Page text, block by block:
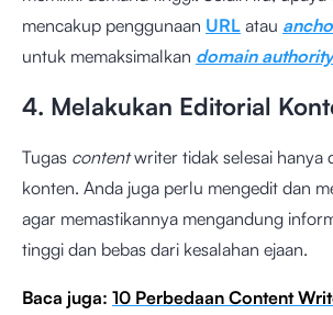
mencakup penggunaan URL atau
untuk memaksimalkan domain authority
4. Melakukan Editorial
Tugas contentwriter tidak selesai hanya
konten. Anda juga perlu mengedit dan
agar memastikannya mengandung
tinggi dan bebas dari kesalahan ejaan.
Baca juga: 10 Perbedaan Content